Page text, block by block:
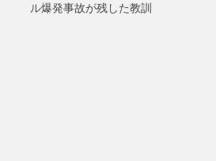
ル爆発事故が残した教訓